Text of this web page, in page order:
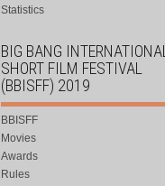
Statistics
BIG BANG INTERNATIONAL
SHORT FILM FESTIVAL
(BBISFF) 2019
BBISFF
Movies
Awards
Rules